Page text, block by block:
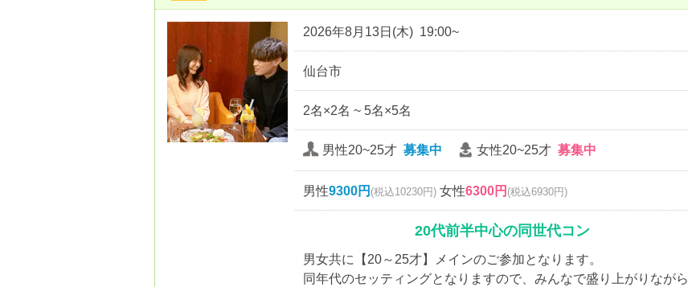
2026年8月13日(木) 19:00~
仙台市
2名×2名 ~ 5名×5名
男性20~25才 募集中 女性20~25才 募集中
男性9300円 (税込10230円) 女性6300円 (税込6930円)
20代前半中心の同世代コン
男女共に【20～25才】メインのご参加となります。
同年代のセッティングとなりますので、みんなで盛り上がりながら